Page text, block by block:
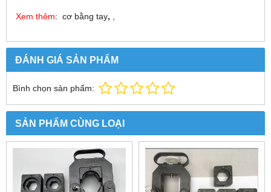
Xem thêm: cơ bằng tay,
ĐÁNH GIÁ SẢN PHẨM
Bình chọn sản phẩm:
SẢN PHẨM CÙNG LOẠI